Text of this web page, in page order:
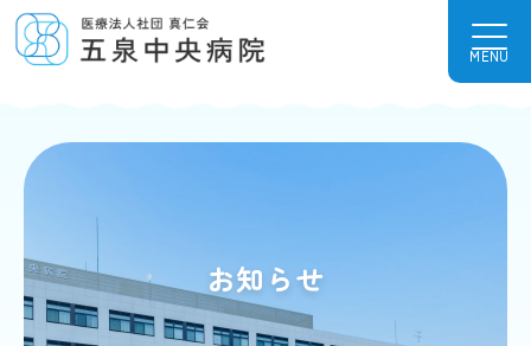
MENU
お知らせ